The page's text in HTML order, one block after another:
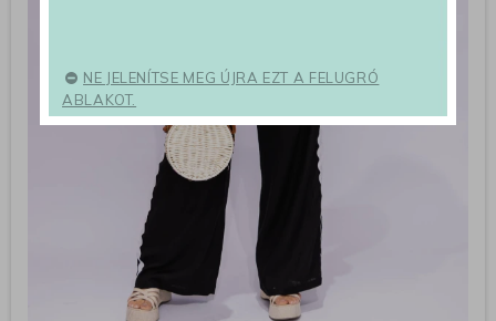
NE JELENÍTSE MEG ÚJRA EZT A FELUGRÓ
ABLAKOT.